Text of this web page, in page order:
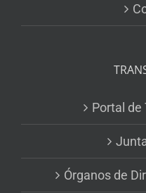
Portal de
Órganos de